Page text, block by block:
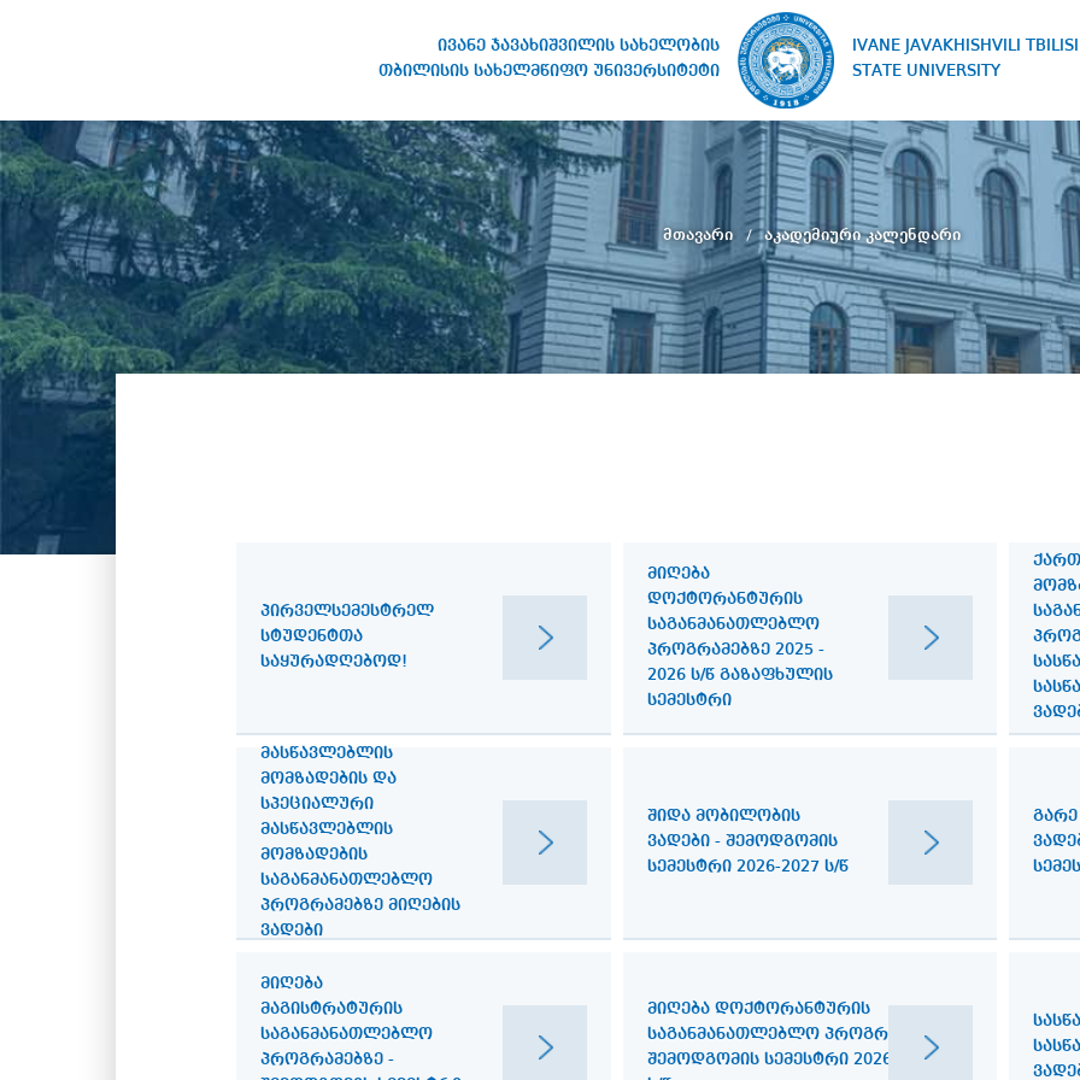
ივანე ჯავახიშვილის სახელობის
თბილისის სახელმწიფო უნივერსიტეტი
IVANE JAVAKHISHVILI TBILISI
STATE UNIVERSITY
სახელობის თბილისის
სახელმწიფო უნივერსიტეტი
მთავარი აკადემიური კალენდარი
ᲞᲘᲠᲕᲔᲚᲡᲔᲛᲔᲡᲢᲠᲔᲚ
ᲡᲢᲣᲓᲔᲜᲢᲗᲐ
ᲡᲐᲧᲣᲠᲐᲓᲦᲔᲑᲝᲓ!
ᲛᲘᲦᲔᲑᲐ
ᲓᲝᲥᲢᲝᲠᲐᲜᲢᲣᲠᲘᲡ
ᲡᲐᲒᲐᲜᲛᲐᲜᲐᲗᲚᲔᲑᲚᲝ
ᲞᲠᲝᲒᲠᲐᲛᲔᲑᲖᲔ 2025 -
2026 Ს/Წ ᲒᲐᲖᲐᲤᲮᲣᲚᲘᲡ
ᲡᲔᲛᲔᲡᲢᲠᲘ
ᲛᲐᲡᲬᲐᲕᲚᲔᲑᲚᲘᲡ
ᲛᲝᲛᲖᲐᲓᲔᲑᲘᲡ ᲓᲐ
ᲡᲞᲔᲪᲘᲐᲚᲣᲠᲘ
ᲛᲐᲡᲬᲐᲕᲚᲔᲑᲚᲘᲡ
ᲛᲝᲛᲖᲐᲓᲔᲑᲘᲡ
ᲡᲐᲒᲐᲜᲛᲐᲜᲐᲗᲚᲔᲑᲚᲝ
ᲞᲠᲝᲒᲠᲐᲛᲔᲑᲖᲔ ᲛᲘᲦᲔᲑᲘᲡ
ᲕᲐᲓᲔᲑᲘ
ᲨᲘᲓᲐ ᲛᲝᲑᲘᲚᲝᲑᲘᲡ
ᲕᲐᲓᲔᲑᲘ - ᲨᲔᲛᲝᲓᲒᲝᲛᲘᲡ
ᲡᲔᲛᲔᲡᲢᲠᲘ 2026-2027 Ს/Წ
ᲛᲘᲦᲔᲑᲐ
ᲛᲐᲒᲘᲡᲢᲠᲐᲢᲣᲠᲘᲡ
ᲡᲐᲒᲐᲜᲛᲐᲜᲐᲗᲚᲔᲑᲚᲝ
ᲞᲠᲝᲒᲠᲐᲛᲔᲑᲖᲔ -
ᲛᲘᲦᲔᲑᲐ ᲓᲝᲥᲢᲝᲠᲐᲜᲢᲣᲠᲘᲡ
ᲡᲐᲒᲐᲜᲛᲐᲜᲐᲗᲚᲔᲑᲚᲝ ᲞᲠᲝᲒᲠᲐᲛᲔᲑᲖᲔ-
ᲨᲔᲛᲝᲓᲒᲝᲛᲘᲡ ᲡᲔᲛᲔᲡᲢᲠᲘ 2026-2027